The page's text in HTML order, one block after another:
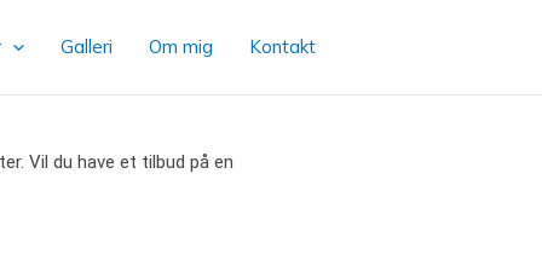
Galleri Om mig Kontakt
Vil du have et tilbud på en